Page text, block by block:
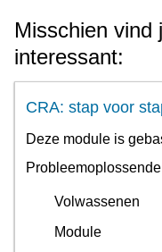
Misschien vind
interessant:
CRA: stap voor
Deze module is
Volwassenen
Module